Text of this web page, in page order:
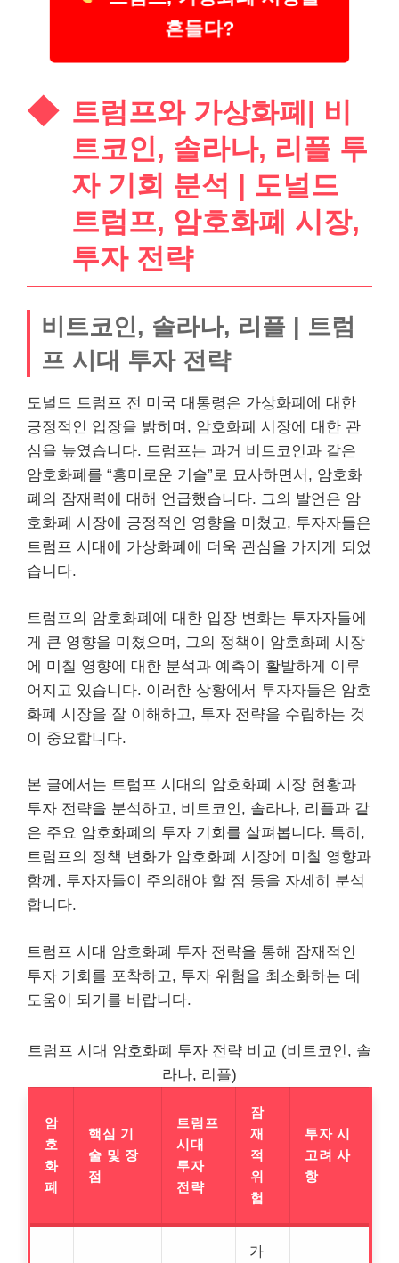
흔들다?
트럼프와 가상화폐| 비
트코인, 솔라나, 리플 투
자 기회 분석 | 도널드
트럼프, 암호화폐 시장,
투자 전략
비트코인, 솔라나, 리플 | 트럼
프 시대 투자 전략
도널드 트럼프 전 미국 대통령은 가상화폐에 대한
긍정적인 입장을 밝히며, 암호화폐 시장에 대한 관
심을 높였습니다. 트럼프는 과거 비트코인과 같은
암호화폐를 “흥미로운 기술”로 묘사하면서, 암호화
폐의 잠재력에 대해 언급했습니다. 그의 발언은 암
호화폐 시장에 긍정적인 영향을 미쳤고, 투자자들은
트럼프 시대에 가상화폐에 더욱 관심을 가지게 되었
습니다.
트럼프의 암호화폐에 대한 입장 변화는 투자자들에
게 큰 영향을 미쳤으며, 그의 정책이 암호화폐 시장
에 미칠 영향에 대한 분석과 예측이 활발하게 이루
어지고 있습니다. 이러한 상황에서 투자자들은 암호
화폐 시장을 잘 이해하고, 투자 전략을 수립하는 것
이 중요합니다.
본 글에서는 트럼프 시대의 암호화폐 시장 현황과
투자 전략을 분석하고, 비트코인, 솔라나, 리플과 같
은 주요 암호화폐의 투자 기회를 살펴봅니다. 특히,
트럼프의 정책 변화가 암호화폐 시장에 미칠 영향과
함께, 투자자들이 주의해야 할 점 등을 자세히 분석
합니다.
트럼프 시대 암호화폐 투자 전략을 통해 잠재적인
투자 기회를 포착하고, 투자 위험을 최소화하는 데
도움이 되기를 바랍니다.
트럼프 시대 암호화폐 투자 전략 비교 (비트코인, 솔
라나, 리플)
암
호
화
폐
핵심 기
술 및 장
점
트럼프
시대
투자
전략
잠
재
적
위
험
투자 시
고려 사
항
가